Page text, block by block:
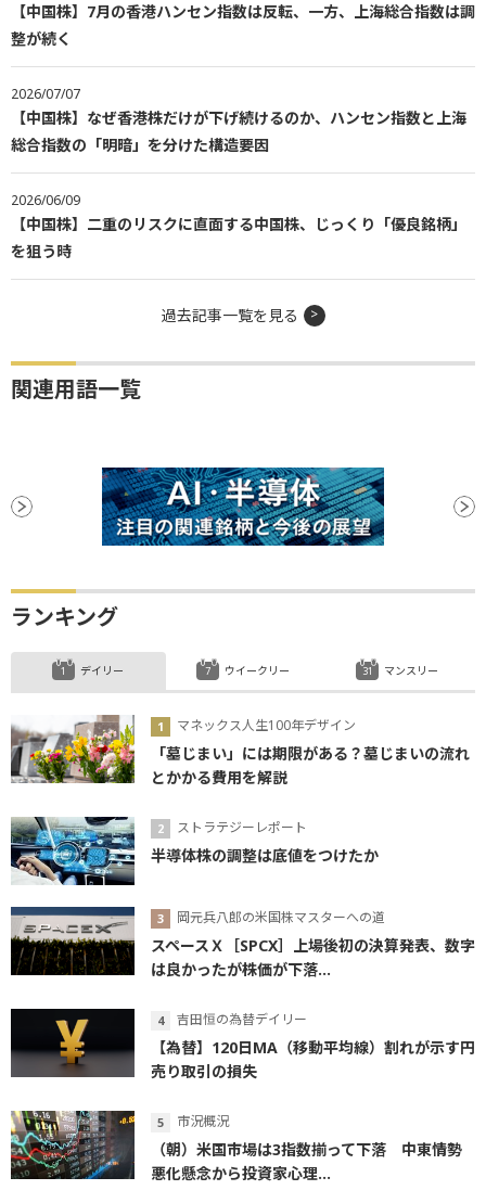
【中国株】7月の香港ハンセン指数は反転、一方、上海総合指数は調
整が続く
2026/07/07
【中国株】なぜ香港株だけが下げ続けるのか、ハンセン指数と上海
総合指数の「明暗」を分けた構造要因
2026/06/09
【中国株】二重のリスクに直面する中国株、じっくり「優良銘柄」
を狙う時
過去記事一覧を見る
関連用語一覧
ランキング
デイリー
マネックス人生100年デザイン
「墓じまい」には期限がある？墓じまいの流れ
とかかる費用を解説
ストラテジーレポート
半導体株の調整は底値をつけたか
岡元兵八郎の米国株マスターへの道
スペースＸ［SPCX］上場後初の決算発表、数字
は良かったが株価が下落...
吉田恒の為替デイリー
【為替】120日MA（移動平均線）割れが示す円
売り取引の損失
市況概況
（朝）米国市場は3指数揃って下落 中東情勢
悪化懸念から投資家心理...
ウイークリー マンスリー